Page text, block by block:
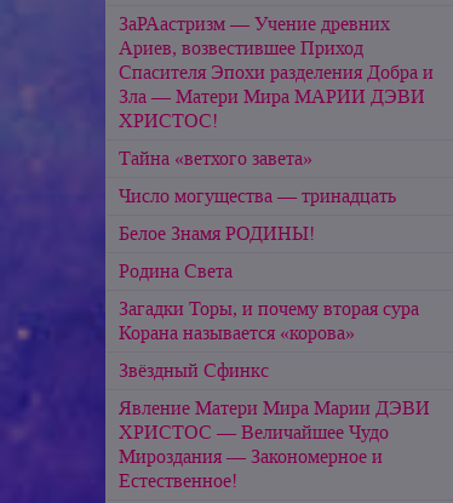
ЗаРАастризм — Учение древних
Ариев, возвестившее Приход
Спасителя Эпохи разделения Добра и
Зла — Матери Мира МАРИИ ДЭВИ
ХРИСТОС!
Тайна «ветхого завета»
Число могущества — тринадцать
Белое Знамя РОДИНЫ!
Родина Света
Загадки Торы, и почему вторая сура
Корана называется «корова»
Звёздный Сфинкс
Явление Матери Мира Марии ДЭВИ
ХРИСТОС — Величайшее Чудо
Мироздания — Закономерное и
Естественное!